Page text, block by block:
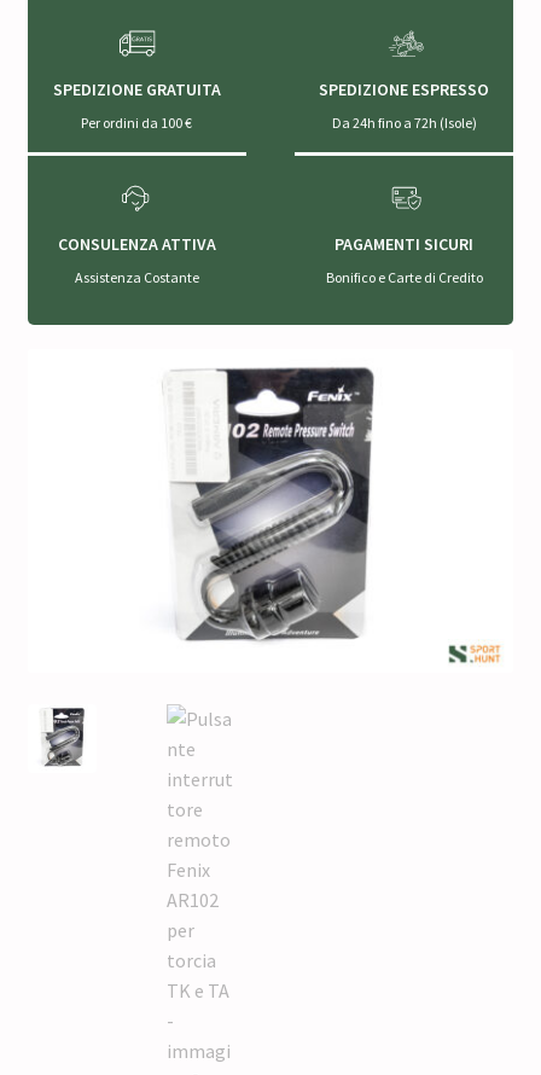
SPEDIZIONE GRATUITA
Per ordini da 100 €
SPEDIZIONE ESPRESSO
Da 24h fino a 72h (Isole)
CONSULENZA ATTIVA
Assistenza Costante
PAGAMENTI SICURI
Bonifico e Carte di Credito